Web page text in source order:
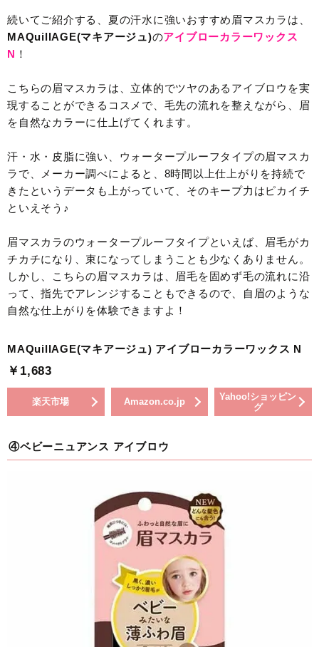
続いてご紹介する、夏の汗水に強いおすすめ眉マスカラは、
MAQuillAGE(マキアージュ)のアイブローカラーワックス
N ！
こちらの眉マスカラは、立体的でツヤのあるアイブロウを実
現することができるコスメで、毛先の流れを整えながら、眉
を自然なカラーに仕上げてくれます。
汗・水・皮脂に強い、ウォータープルーフタイプの眉マスカ
ラで、メーカー調べによると、8時間以上仕上がりを持続で
きたというデータも上がっていて、そのキープ力はピカイチ
といえそう♪
眉マスカラのウォータープルーフタイプといえば、眉毛がカ
チカチになり、束になってしまうことも少なくありません。
しかし、こちらの眉マスカラは、眉毛を固めず毛の流れに沿
って、指先でアレンジすることもできるので、自眉のような
自然な仕上がりを体験できますよ！
MAQuillAGE(マキアージュ) アイブローカラーワックス N
￥1,683
楽天市場 Amazon.co.jp
Yahoo!ショッピン
グ
④ベビーニュアンス アイブロウ